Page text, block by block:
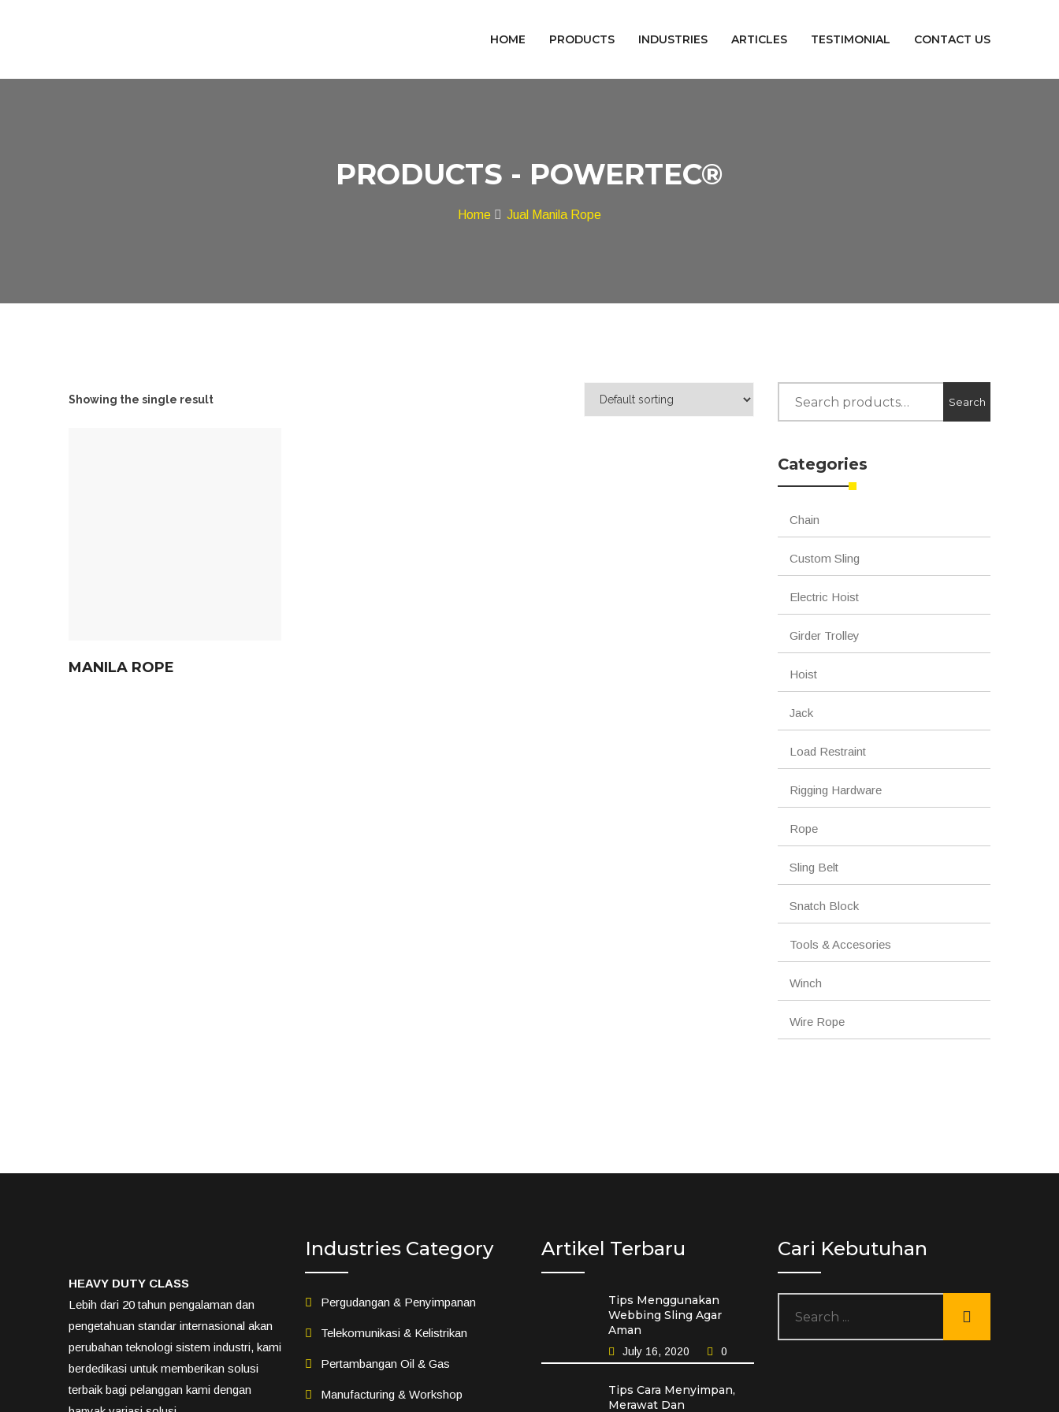
HOME PRODUCTS INDUSTRIES ARTICLES TESTIMONIAL CONTACT US
PRODUCTS - POWERTEC®
Home Jual Manila Rope
Showing the single result
MANILA ROPE
for:
Search
Categories
Chain
Custom Sling
Electric Hoist
Girder Trolley
Hoist
Jack
Load Restraint
Rigging Hardware
Rope
Sling Belt
Snatch Block
Tools & Accesories
Winch
Wire Rope
HEAVY DUTY CLASS
Lebih dari 20 tahun pengalaman dan
pengetahuan standar internasional akan
perubahan teknologi sistem industri, kami
berdedikasi untuk memberikan solusi
terbaik bagi pelanggan kami dengan
Industries Category
Pergudangan & Penyimpanan
Telekomunikasi & Kelistrikan
Pertambangan Oil & Gas
Manufacturing & Workshop
Artikel Terbaru
Tips Menggunakan
Webbing Sling Agar
Aman
July 16, 2020 0
Tips Cara Menyimpan,
Merawat Dan
Cari Kebutuhan